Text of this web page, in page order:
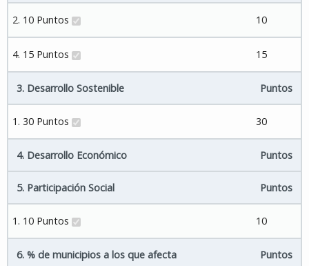
2. 10 Puntos 10
4. 15 Puntos 15
3. Desarrollo Sostenible Puntos
1. 30 Puntos 30
4. Desarrollo Económico Puntos
5. Participación Social Puntos
1. 10 Puntos 10
6. % de municipios a los que afecta Puntos